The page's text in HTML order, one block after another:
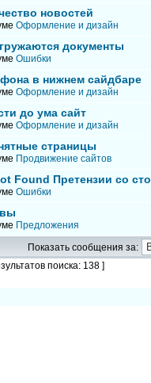
новостей
Оформление и дизайн
документы
Ошибки
в нижнем сайдбаре
Оформление и дизайн
до ума сайт
Оформление и дизайн
страницы
Продвижение сайтов
Found Претензии со
Ошибки
Предложения
Показать сообщения за:
поиска: 138 ]